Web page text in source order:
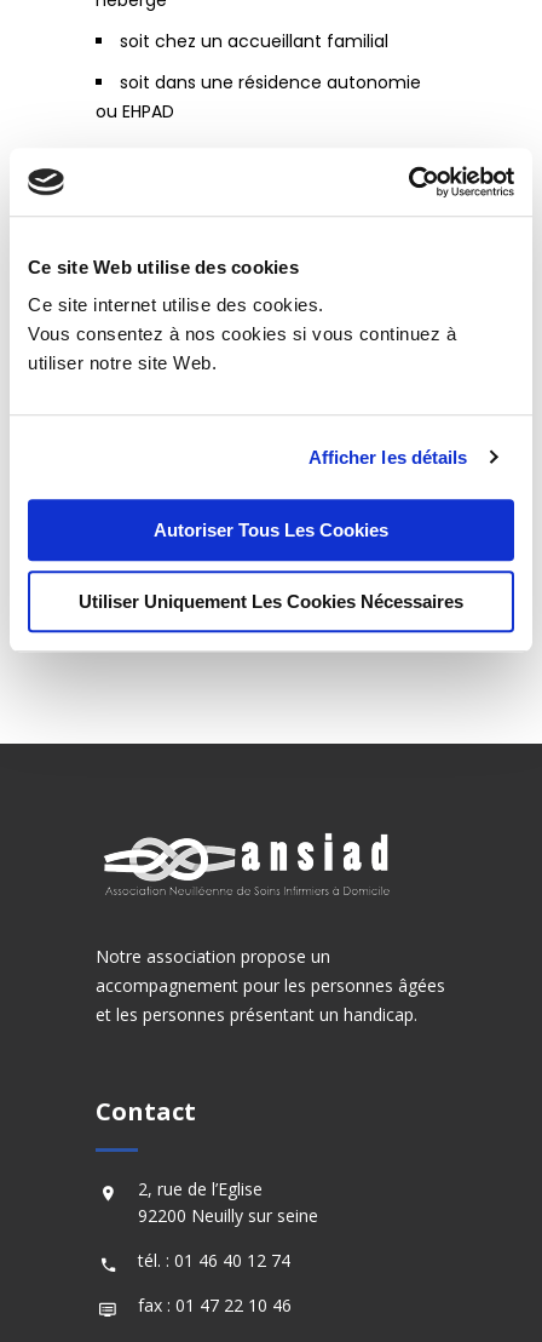
Ce site Web utilise des cookies
Ce site internet utilise des cookies.
Vous consentez à nos cookies si vous continuez à
utiliser notre site Web.
Afficher les détails
Autoriser Tous Les Cookies
Utiliser Uniquement Les Cookies Nécessaires
soit chez un accueillant familial
soit dans une résidence autonomie
ou EHPAD
Vous pouvez vous renseigner auprès du
(CCAS) de la commune de votre lieu de
d’admission en fonction de votre
situation, de vos ressources et obtenir
ainsi la liste des documents à fournir
avec le dossier APA dûment renseigné.
Pour plus d’informations, vous pouvez
Partagez Partagez
Infos Pratiques
Notre association propose un
accompagnement pour les personnes âgées
et les personnes présentant un handicap.
Contact
2, rue de l’Eglise
92200 Neuilly sur seine
tél. : 01 46 40 12 74
fax : 01 47 22 10 46